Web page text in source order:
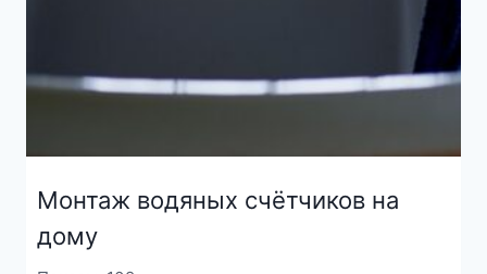
Монтаж водяных счётчиков на
дому